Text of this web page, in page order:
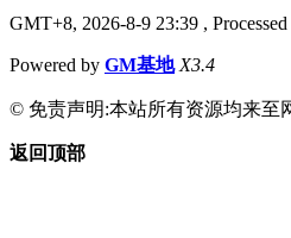
GMT+8, 2026-8-9 23:39 ,
Powered by GM基地 X3.4
© 免责声明:本站所有资源均来至
返回顶部